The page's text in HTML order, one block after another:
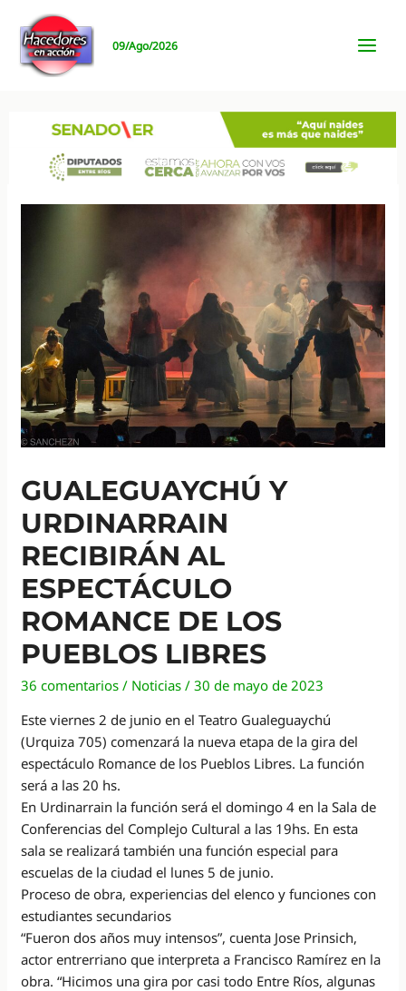
contenido
09/Ago/2026
GUALEGUAYCHÚ Y
URDINARRAIN
RECIBIRÁN AL
ESPECTÁCULO
ROMANCE DE LOS
PUEBLOS LIBRES
36 comentarios / Noticias /30 de mayo de 2023
Este viernes 2 de junio en el Teatro Gualeguaychú
(Urquiza 705) comenzará la nueva etapa de la gira del
espectáculo Romance de los Pueblos Libres. La función
será a las 20 hs.
En Urdinarrain la función será el domingo 4 en la Sala de
Conferencias del Complejo Cultural a las 19hs. En esta
sala se realizará también una función especial para
escuelas de la ciudad el lunes 5 de junio.
Proceso de obra, experiencias del elenco y funciones con
estudiantes secundarios
“Fueron dos años muy intensos”, cuenta Jose Prinsich,
actor entrerriano que interpreta a Francisco Ramírez en la
obra. “Hicimos una gira por casi todo Entre Ríos, algunas